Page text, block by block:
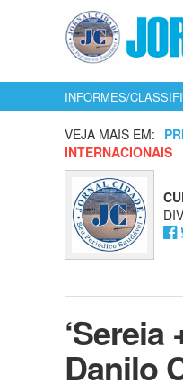
INFORMES/
VEJA MAIS EM:
INTERNACIONAIS
‘Sereia
Danilo